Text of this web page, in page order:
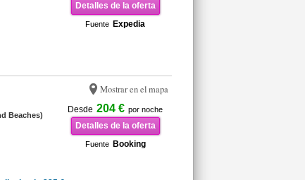
Detalles de la oferta
Fuente Expedia
Mostrar en el mapa
Desde 204 € por noche
Detalles de la oferta
Fuente Booking
Beaches)